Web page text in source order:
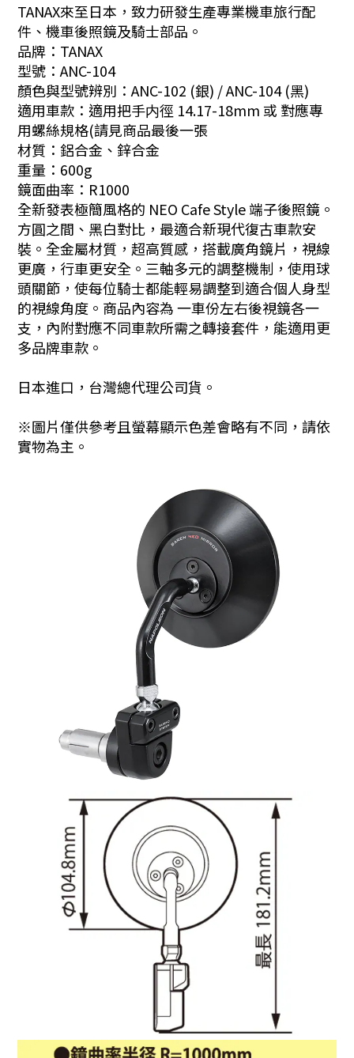
TANAX來至日本，致力研發生產專業機車旅行配
件、機車後照鏡及騎士部品。
品牌：TANAX
型號：ANC-104
顏色與型號辨別：ANC-102 (銀) / ANC-104 (黑)
適用車款：適用把手内徑 14.17-18mm 或 對應專
用螺絲規格(請見商品最後一張
材質：鋁合金、鋅合金
重量：600g
鏡面曲率：R1000
全新發表極簡風格的 NEO Cafe Style 端子後照鏡。
方圓之間、黑白對比，最適合新現代復古車款安
裝。全金屬材質，超高質感，搭載廣角鏡片，視線
更廣，行車更安全。三軸多元的調整機制，使用球
頭關節，使每位騎士都能輕易調整到適合個人身型
的視線角度。商品內容為 一車份左右後視鏡各一
支，內附對應不同車款所需之轉接套件，能適用更
多品牌車款。
日本進口，台灣總代理公司貨。
※圖片僅供參考且螢幕顯示色差會略有不同，請依
實物為主。